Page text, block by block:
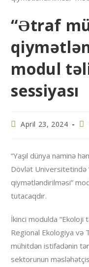
“Ətraf
modul
sessiyası
April 23, 2024
“Yaşıl dünya naminə
Dövlət
qiymətləndirilməsi”
tutacaqdır.
İkinci modulda “Ekoloji
Regional Ekologiya və
mühitdən istifadənin
sektorunun